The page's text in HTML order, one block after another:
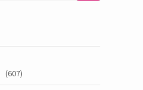
(607)